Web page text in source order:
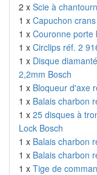
2 x Scie à
1 x Capuchon
1 x Couronne porte
1 x Circlips réf. 2
1 x Disque
2,2mm Bosch
1 x Bloqueur d'axe
1 x Balais charbon
1 x 25 disques à
Lock Bosch
1 x Balais charbon
1 x Balais charbon
1 x Tige de